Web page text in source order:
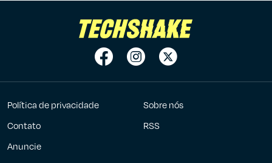
Política de privacidade
Sobre nós
Contato
RSS
Anuncie